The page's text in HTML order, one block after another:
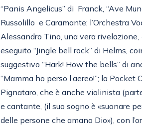
“Panis Angelicus” di Franck, “Ave
Russolillo e Caramante; l’Orchestra
Alessandro Tino, una vera
eseguito “Jingle bell rock” di Helms,
suggestivo “Hark! How the bells” di
“Mamma ho perso l’aereo!”; la
Pignataro, che è anche violinista
e cantante, (il suo sogno è «suonare
delle persone che amano Dio»), con